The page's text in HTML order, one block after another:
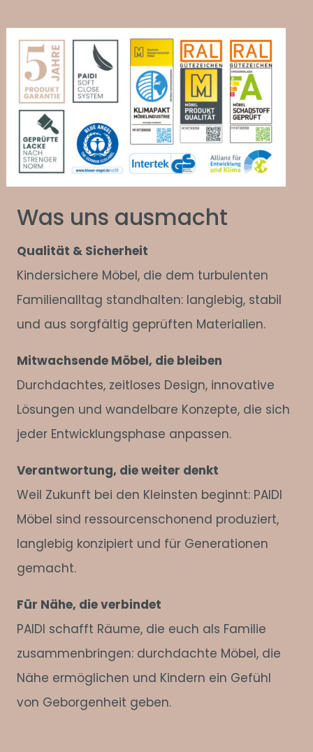
Was uns ausmacht
Qualität & Sicherheit
Kindersichere Möbel, die dem turbulenten
Familienalltag standhalten: langlebig, stabil
und aus sorgfältig geprüften Materialien.
Mitwachsende Möbel, die bleiben
Durchdachtes, zeitloses Design, innovative
Lösungen und wandelbare Konzepte, die sich
jeder Entwicklungsphase anpassen.
Verantwortung, die weiter denkt
Weil Zukunft bei den Kleinsten beginnt: PAIDI
Möbel sind ressourcenschonend produziert,
langlebig konzipiert und für Generationen
gemacht.
Für Nähe, die verbindet
PAIDI schafft Räume, die euch als Familie
zusammenbringen: durchdachte Möbel, die
Nähe ermöglichen und Kindern ein Gefühl
von Geborgenheit geben.